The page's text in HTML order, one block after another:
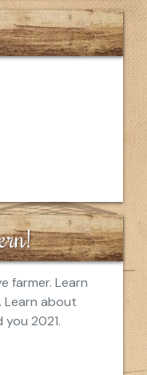
farmer. Learn
Learn about
2021.